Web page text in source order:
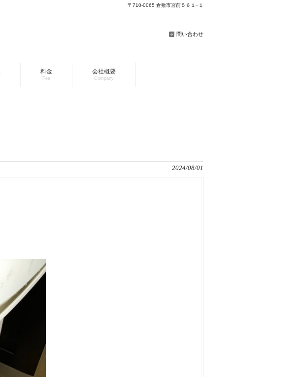
〒710-0065 倉敷市宮前５６１−１
問い合わせ
料金
Fee
会社概要
Company
2024/08/01